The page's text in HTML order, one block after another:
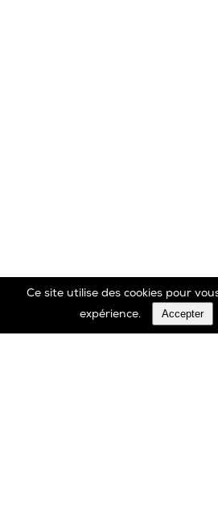
Ce site utilise des cookies pour
expérience.
Accepter